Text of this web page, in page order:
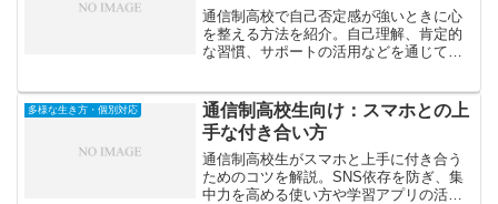
通信制高校で自己否定感が強いときに心
を整える方法を紹介。自己理解、肯定的
な習慣、サポートの活用などを通じて、
多様な生き方・個別対応
通信制高校生向け：スマホとの上
手な付き合い方
通信制高校生がスマホと上手に付き合う
ためのコツを解説。SNS依存を防ぎ、集
中力を高める使い方や学習アプリの活用